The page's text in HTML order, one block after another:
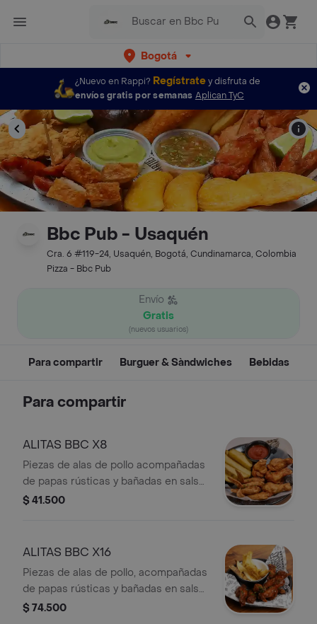
Bogotá
¿Nuevo en Rappi? Regístratey disfruta de
envíos gratis por semanas Aplican TyC
Bbc Pub - Usaquén
Cra. 6 #119-24, Usaquén, Bogotá, Cundinamarca, Colombia
Pizza - Bbc Pub
Envío
Gratis
(nuevos usuarios)
Para compartir Burguer & Sàndwiches Bebidas
Para compartir
ALITAS BBC X8
Piezas de alas de pollo acompañadas
de papas rústicas y bañadas en salsa
BBQ elaborada con tamarindo en
$ 41.500
ALITAS BBC X16
Piezas de alas de pollo, acompañadas
de papas rústicas y bañadas en salsa
BBQ elaborada con tamarindo en
$ 74.500